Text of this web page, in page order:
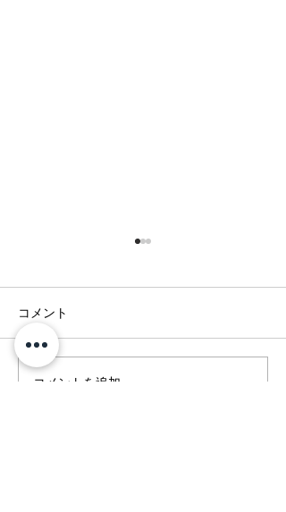
年末年始 営業日のご案
コメント
コメントを追加…